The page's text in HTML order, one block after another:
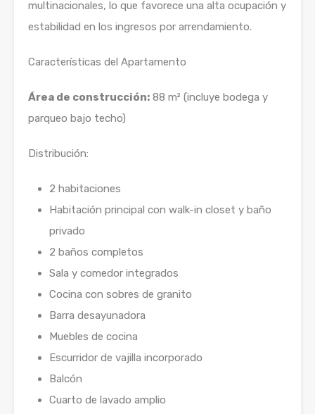
multinacionales, lo que favorece una alta ocupación y
estabilidad en los ingresos por arrendamiento.
Características del Apartamento
Área de construcción: 88 m² (incluye bodega y
parqueo bajo techo)
Distribución:
2 habitaciones
Habitación principal con walk-in closet y baño
privado
2 baños completos
Sala y comedor integrados
Cocina con sobres de granito
Barra desayunadora
Muebles de cocina
Escurridor de vajilla incorporado
Balcón
Cuarto de lavado amplio